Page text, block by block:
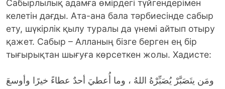
Сабырлылық адамға өмірдегі түйгендерімен
келетін дағды. Ата-ана бала тәрбиесінде сабыр
ету, шүкірлік қылу туралы да үнемі айтып отыру
қажет. Сабыр – Алланың бізге берген ең бір
тығырықтан шығуға көрсеткен жолы. Хадисте:
ومَن يتَصَبَّرْ يُصَبِّرْهُ اللهُ ، وما أُعطيَ أحدٌ عطاءً خيرًا وأوسعَ